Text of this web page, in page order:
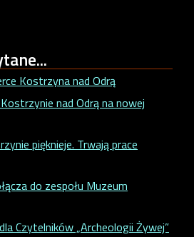
Kostrzyna nad Odrą
nad Odrą na nowej
pięknieje. Trwają prace
do zespołu Muzeum
Czytelników „Archeologii Żywej”